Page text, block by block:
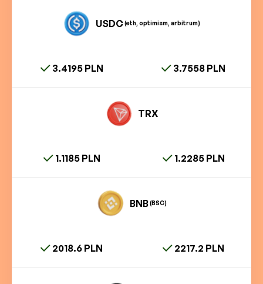
USDC(eth, optimism, arbitrum)
3.4195 PLN 3.7558 PLN
TRX
1.1185 PLN 1.2285 PLN
BNB (BSC)
2018.6 PLN 2217.2 PLN